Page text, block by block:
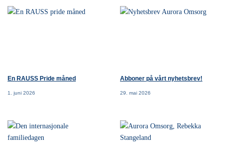
En RAUSS Pride måned
1. juni 2026
Abboner på vårt nyhetsbrev!
29. mai 2026